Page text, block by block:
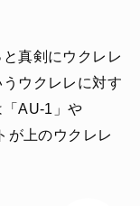
真剣にウクレレ
ウクレレに対す
「AU-1」や
が上のウクレレ